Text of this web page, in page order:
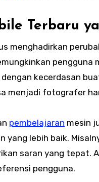
Terbaru
menghadirkan
kecerdasan
menjadi fotografer
pembelajaran mesin
yang lebih baik.
saran yang tepat.
pengguna.